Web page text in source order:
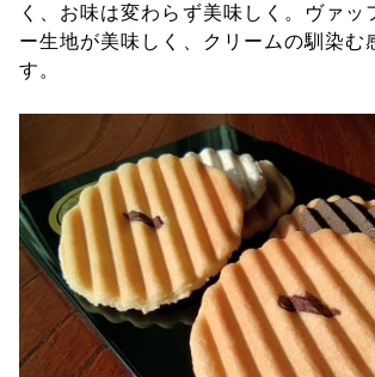
く、お味は変わらず美味しく。ヴァッ
ー生地が美味しく、クリームの馴染む
す。